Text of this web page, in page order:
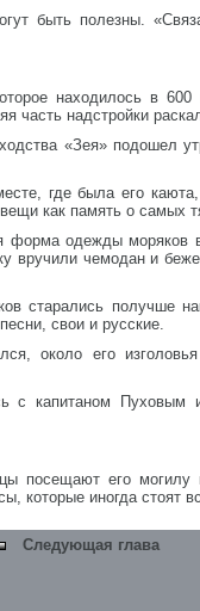
быть полезны.
находилось в 600
часть надстройки
«Зея» подошел
где была его каюта,
как память о самых
форма одежды
вручили чемодан и
старались получше
свои и русские.
около его
с капитаном Пуховым
посещают его
которые иногда стоят
Следующая глава